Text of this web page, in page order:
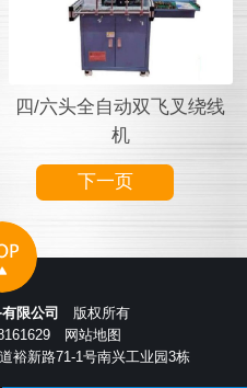
四/六头全自动双飞叉绕线
机
下一页
限公司
版权所有
网站地图
裕新路71-1号南兴工业园3栋